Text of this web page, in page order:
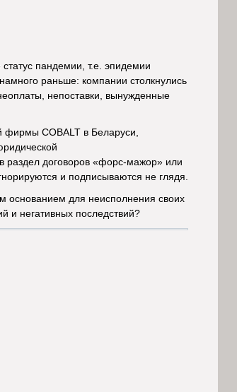
пандемии, т.е. эпидемии
раньше: компании столкнулись
непоставки, вынужденные
фирмы COBALT в Беларуси,
раздел договоров «форс-мажор» или
и подписываются не глядя.
основанием для неисполнения своих
и негативных последствий?